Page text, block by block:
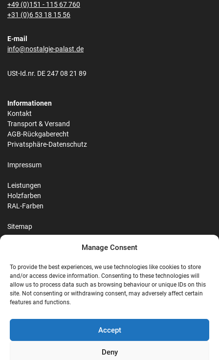
Manage Consent
To provide the best experiences, we use technologies like cookies to store
and/or access device information. Consenting to these technologies will
allow us to process data such as browsing behaviour or unique IDs on this
site. Not consenting or withdrawing consent, may adversely affect certain
features and functions.
Accept
Deny
+49 (0)151 - 115 67 760
+31 (0)6 53 18 15 56
E-mail
info@nostalgie-palast.de
USt-Id.nr. DE 247 08 21 89
Informationen
Kontakt
Transport & Versand
AGB-Rückgaberecht
Privatsphäre-Datenschutz
Impressum
Leistungen
Holzfarben
RAL-Farben
Sitemap
G Google Reviews